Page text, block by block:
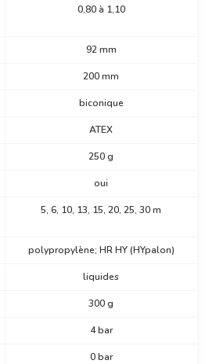
0,80 à 1,10
92 mm
200 mm
biconique
ATEX
250 g
oui
5, 6, 10, 13, 15, 20, 25, 30 m
polypropylène; HR HY (HYpalon)
liquides
300 g
4 bar
0 bar